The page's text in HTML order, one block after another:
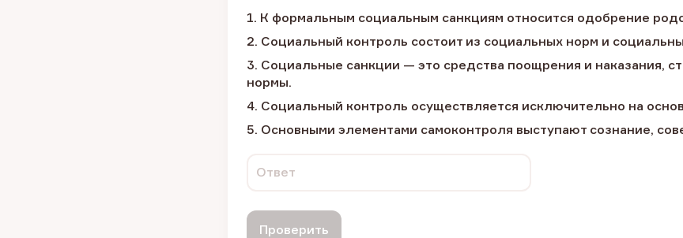
1. К формальным социальным санкциям относится одобрение
2. Социальный контроль состоит из социальных норм и
3. Социальные санкции — это средства поощрения и
нормы.
4. Социальный контроль осуществляется исключительно на
5. Основными элементами самоконтроля выступают сознание,
Ответ
Проверить